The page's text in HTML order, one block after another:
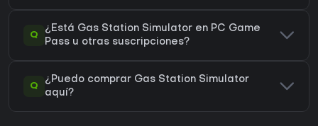
Q
¿Está Gas Station Simulator en PC Game
Pass u otras suscripciones?
Q
¿Puedo comprar Gas Station Simulator
aquí?